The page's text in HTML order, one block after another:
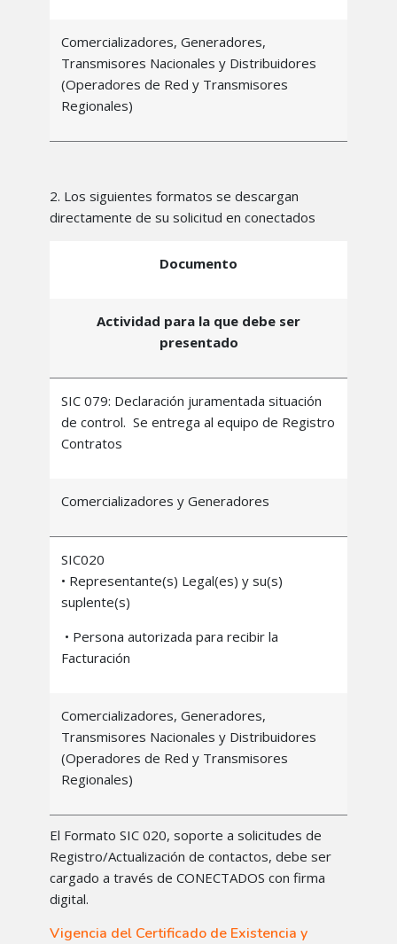
Comercializadores, Generadores,
Transmisores Nacionales y Distribuidores
(Operadores de Red y Transmisores
Regionales)
2. Los siguientes formatos se descargan
directamente de su solicitud en conectados
Documento
Actividad para la que debe ser
presentado
SIC 079: Declaración juramentada situación
de control. Se entrega al equipo de Registro
Contratos
Comercializadores y Generadores
SIC020
• Representante(s) Legal(es) y su(s)
suplente(s)
• Persona autorizada para recibir la
Facturación
Comercializadores, Generadores,
Transmisores Nacionales y Distribuidores
(Operadores de Red y Transmisores
Regionales)
El Formato SIC 020, soporte a solicitudes de
Registro/Actualización de contactos, debe ser
cargado a través de CONECTADOS con firma
digital.
Vigencia del Certificado de Existencia y